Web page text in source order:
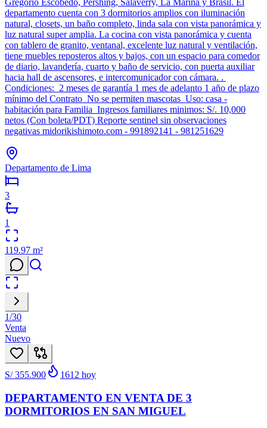
departamento cuenta con 3 dormitorios amplios con iluminación
natural, closets, un baño completo, linda sala con vista panorámica y
luz natural super amplia. La cocina con vista panorámica y cuenta
con tablero de granito, ventanal, excelente luz natural y ventilación,
tiene muebles reposteros altos y bajos, con un espacio para comedor
de diario, lavandería, cuarto y baño de servicio, con puerta auxiliar
hacia hall de ascensores, e intercomunicador con cámara. .
Condiciones: 2 meses de garantía 1 mes de adelanto 1 año de plazo
mínimo del Contrato No se permiten mascotas Uso: casa -
habitación para Familia Ingresos familiares minimos: S/. 10,000
netos (Con boleta/PDT) Reporte sentinel sin observaciones
negativas midorikishimoto.com - 991892141 - 981251629
Departamento de Lima
3
1
119.97 m²
1/30
Venta
Nuevo
S/ 355.900 1612 hoy
DEPARTAMENTO EN VENTA DE 3
DORMITORIOS EN SAN MIGUEL